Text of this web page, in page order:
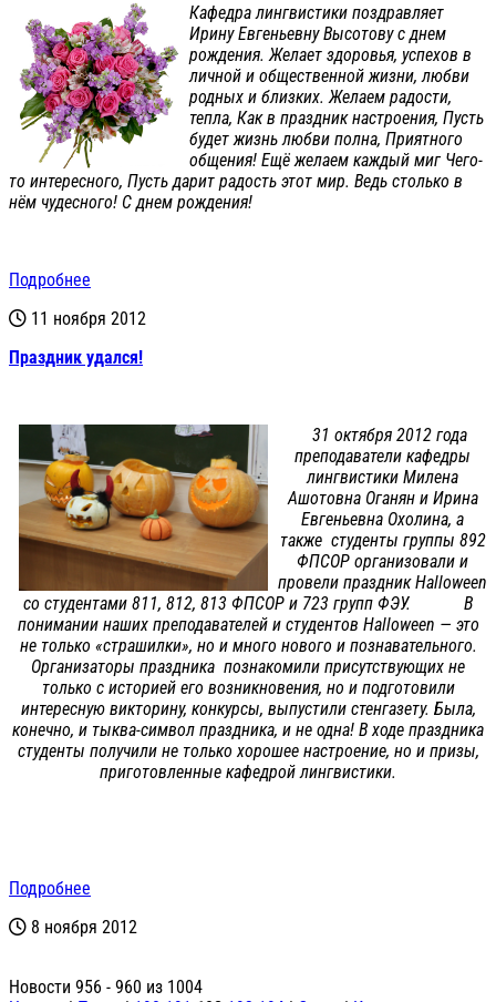
Кафедра лингвистики поздравляет
Ирину Евгеньевну Высотову с днем
рождения. Желает здоровья, успехов в
личной и общественной жизни, любви
родных и близких. Желаем радости,
тепла, Как в праздник настроения, Пусть
будет жизнь любви полна, Приятного
общения! Ещё желаем каждый миг Чего-
то интересного, Пусть дарит радость этот мир. Ведь столько в
нём чудесного! С днем рождения!
Подробнее
11 ноября 2012
Праздник удался!
31 октября 2012 года
преподаватели кафедры
лингвистики Милена
Ашотовна Оганян и Ирина
Евгеньевна Охолина, а
также студенты группы 892
ФПСОР организовали и
провели праздник Halloween
со студентами 811, 812, 813 ФПСОР и 723 групп ФЭУ. В
понимании наших преподавателей и студентов Halloween — это
не только «страшилки», но и много нового и познавательного.
Организаторы праздника познакомили присутствующих не
только с историей его возникновения, но и подготовили
интересную викторину, конкурсы, выпустили стенгазету. Была,
конечно, и тыква-символ праздника, и не одна! В ходе праздника
студенты получили не только хорошее настроение, но и призы,
приготовленные кафедрой лингвистики.
Подробнее
8 ноября 2012
Новости 956 - 960 из 1004